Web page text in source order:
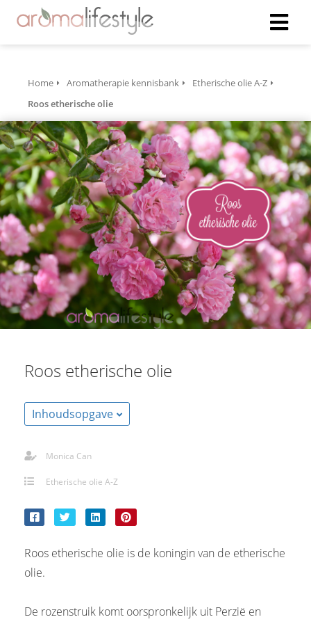
Home Aromatherapie kennisbank
Etherische olie A-Z
Roos etherische olie
Roos etherische olie
Inhoudsopgave
Monica Can
Etherische olie A-Z
Roos etherische olie is de koningin van de etherische
olie.
De rozenstruik komt oorspronkelijk uit Perzië en